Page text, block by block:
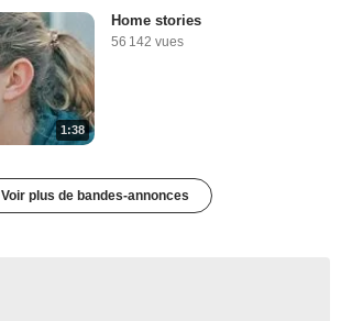
1:38
Home stories
56 142 vues
Voir plus de bandes-annonces